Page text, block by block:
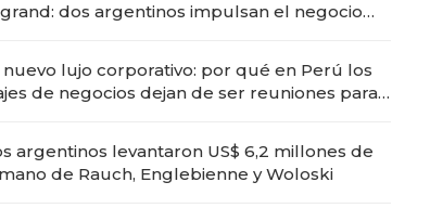
dos argentinos impulsan el negocio
nuevo lujo corporativo: por qué en Perú los
de negocios dejan de ser reuniones para
argentinos levantaron US$ 6,2 millones de
de Rauch, Englebienne y Woloski